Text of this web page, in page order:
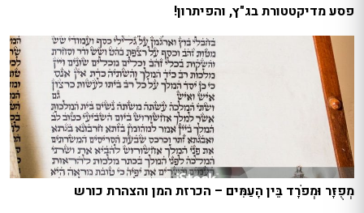
פסע מדיקטטורת בג"ץ, והפיתרון!
מְפֻזָּר וּמְפֹרָד בֵּין הָעַמִּים – הכרזת המן והצהרת כורש